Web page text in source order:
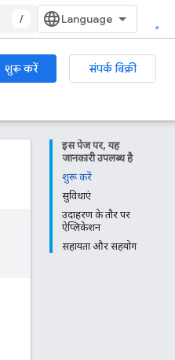
/
शुरू करें
संपर्क बिक्री
इस पेज पर, यह
जानकारी उपलब्ध है
शुरू करें
सुविधाएं
उदाहरण के तौर पर
ऐप्लिकेशन
सहायता और सहयोग